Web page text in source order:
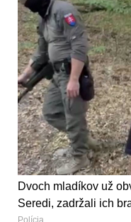
Dvoch mladíkov už
Seredi, zadržali ich
Polícia